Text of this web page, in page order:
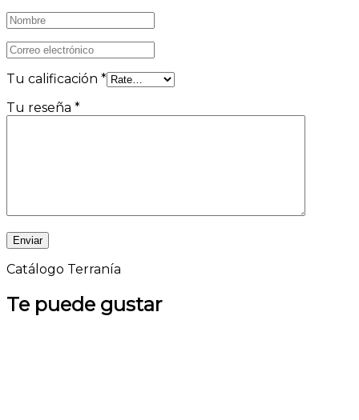
Tu calificación *
Tu reseña *
Catálogo Terranía
Te puede gustar